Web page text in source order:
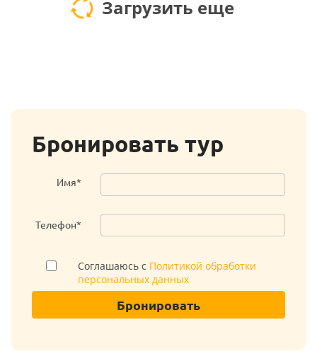
Загрузить еще
Бронировать тур
Имя*
Телефон*
Соглашаюсь с Политикой обработки
персональных данных
Бронировать